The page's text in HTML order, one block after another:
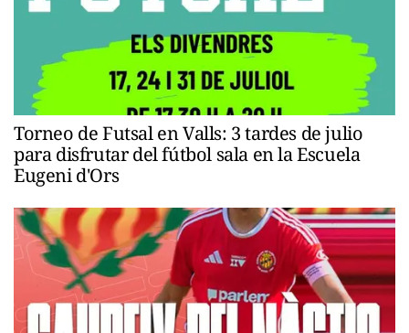
Torneo de Futsal en Valls: 3 tardes de julio
para disfrutar del fútbol sala en la Escuela
Eugeni d'Ors